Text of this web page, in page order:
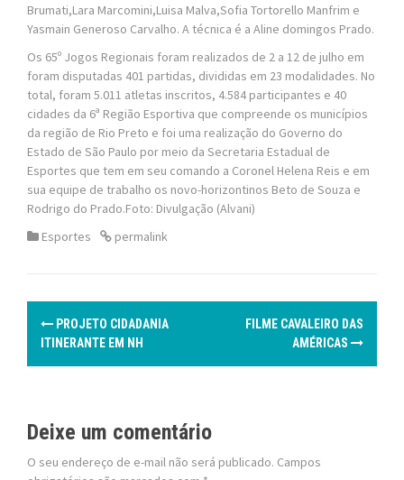
Brumati,Lara Marcomini,Luisa Malva,Sofia Tortorello Manfrim e
Yasmain Generoso Carvalho. A técnica é a Aline domingos Prado.
Os 65º Jogos Regionais foram realizados de 2 a 12 de julho em
foram disputadas 401 partidas, divididas em 23 modalidades. No
total, foram 5.011 atletas inscritos, 4.584 participantes e 40
cidades da 6ª Região Esportiva que compreende os municípios
da região de Rio Preto e foi uma realização do Governo do
Estado de São Paulo por meio da Secretaria Estadual de
Esportes que tem em seu comando a Coronel Helena Reis e em
sua equipe de trabalho os novo-horizontinos Beto de Souza e
Rodrigo do Prado.Foto: Divulgação (Alvani)
Esportes
permalink
P
t
n
PROJETO CIDADANIA
ITINERANTE EM NH
FILME CAVALEIRO DAS
AMÉRICAS
Deixe um comentário
O seu endereço de e-mail não será publicado. Campos